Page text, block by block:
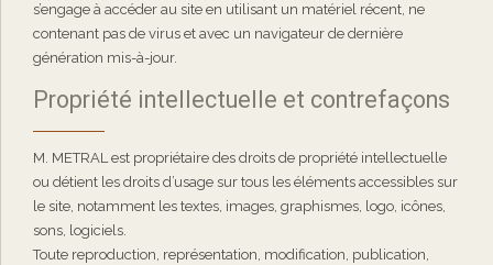
s’engage à accéder au site en utilisant un matériel récent, ne
contenant pas de virus et avec un navigateur de dernière
génération mis-à-jour.
Propriété intellectuelle et contrefaçons
M. METRAL est propriétaire des droits de propriété intellectuelle
ou détient les droits d’usage sur tous les éléments accessibles sur
le site, notamment les textes, images, graphismes, logo, icônes,
sons, logiciels.
Toute reproduction, représentation, modification, publication,